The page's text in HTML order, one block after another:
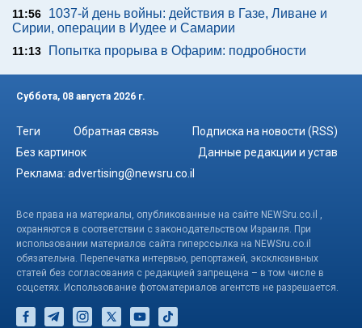
11:56
1037-й день войны: действия в Газе, Ливане и
Сирии, операции в Иудее и Самарии
11:13 Попытка прорыва в Офарим: подробности
Суббота, 08 августа 2026 г.
Теги Обратная связь
Подписка на новости (RSS)
Без картинок
Данные редакции и устав
Реклама: advertising@newsru.co.il
Все права на материалы, опубликованные на сайте NEWSru.co.il ,
охраняются в соответствии с законодательством Израиля. При
использовании материалов сайта гиперссылка на NEWSru.co.il
обязательна. Перепечатка интервью, репортажей, эксклюзивных
статей без согласования с редакцией запрещена – в том числе в
соцсетях. Использование фотоматериалов агентств не разрешается.